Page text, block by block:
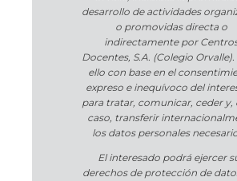
desarrollo de actividades
o promovidas directa o
indirectamente por
Docentes, S.A. (Colegio Orvalle).
ello con base en el
expreso e inequívoco del
para tratar, comunicar, ceder y,
caso, transferir
los datos personales
El interesado podrá ejercer
derechos de protección de